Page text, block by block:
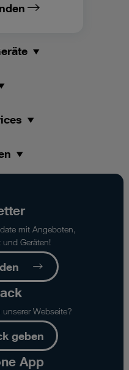
mit Angeboten,
und Geräten!
Webseite?
geben
App